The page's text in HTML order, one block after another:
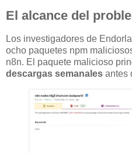
El alcance del
Los investigadores de
ocho paquetes npm
n8n. El paquete malicioso
descargas semanales antes